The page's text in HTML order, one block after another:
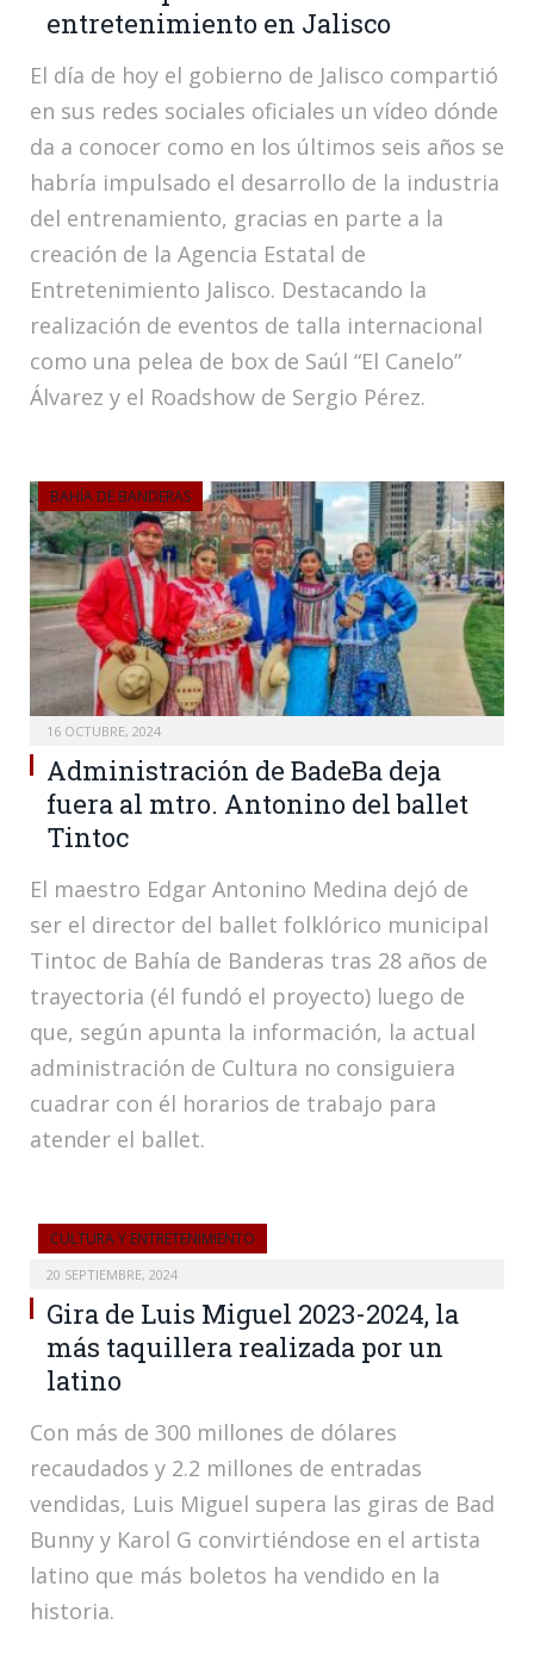
entretenimiento en Jalisco
El día de hoy el gobierno de Jalisco compartió
en sus redes sociales oficiales un vídeo dónde
da a conocer como en los últimos seis años se
habría impulsado el desarrollo de la industria
del entrenamiento, gracias en parte a la
creación de la Agencia Estatal de
Entretenimiento Jalisco. Destacando la
realización de eventos de talla internacional
como una pelea de box de Saúl “El Canelo”
Álvarez y el Roadshow de Sergio Pérez.
BAHÍA DE BANDERAS
16 OCTUBRE, 2024
Administración de BadeBa deja
fuera al mtro. Antonino del ballet
Tintoc
El maestro Edgar Antonino Medina dejó de
ser el director del ballet folklórico municipal
Tintoc de Bahía de Banderas tras 28 años de
trayectoria (él fundó el proyecto) luego de
que, según apunta la información, la actual
administración de Cultura no consiguiera
cuadrar con él horarios de trabajo para
atender el ballet.
CULTURA Y ENTRETENIMIENTO
20 SEPTIEMBRE, 2024
Gira de Luis Miguel 2023-2024, la
más taquillera realizada por un
latino
Con más de 300 millones de dólares
recaudados y 2.2 millones de entradas
vendidas, Luis Miguel supera las giras de Bad
Bunny y Karol G convirtiéndose en el artista
latino que más boletos ha vendido en la
historia.